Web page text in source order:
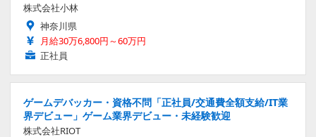
株式会社小林
神奈川県
月給30万6,800円～60万円
正社員
ゲームデバッカー・資格不問「正社員/交通費全額支給/IT業
界デビュー」ゲーム業界デビュー・未経験歓迎
株式会社RIOT